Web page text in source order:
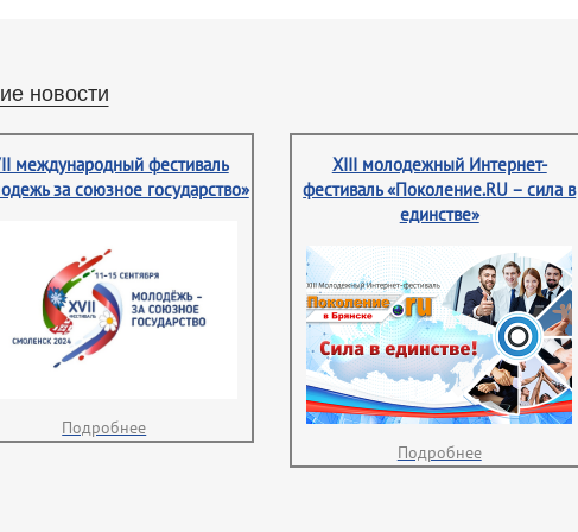
новости
международный фестиваль
за союзное государство»
Подробнее
XIII молодежный Интернет-
фестиваль «Поколение.RU – сила в
единстве»
Подробнее